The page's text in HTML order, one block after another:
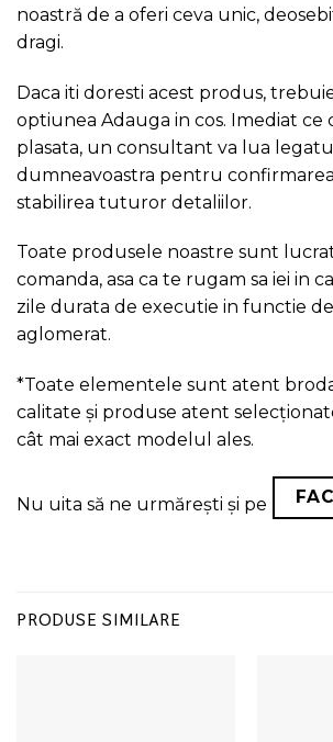
noastră de a oferi ceva unic,
dragi.
Daca iti doresti acest produs,
optiunea Adauga in cos. Imediat ce
plasata, un consultant va lua
dumneavoastra pentru
stabilirea tuturor detaliilor.
Toate produsele noastre sunt
comanda, asa ca te rugam sa iei in
zile durata de executie in functie
aglomerat.
*Toate elementele sunt atent
calitate și produse atent
cât mai exact modelul ales.
Nu uita să ne urmărești și pe
PRODUSE SIMILARE